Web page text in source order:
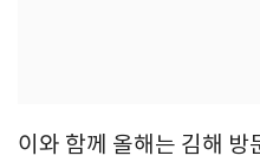
이와 함께 올해는 김해 방